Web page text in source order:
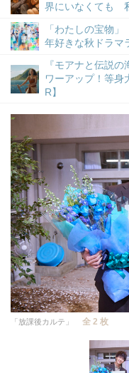
界にいなくても
「わたしの宝物
年好きな秋ドラマ
『モアナと伝説
ワーアップ！等身
R】
「放課後カルテ」 全 2 枚